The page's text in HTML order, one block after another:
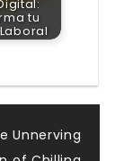
tu
Unnerving